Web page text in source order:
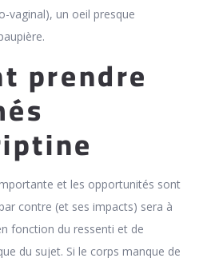
vaginal), un oeil presque
prendre
et les opportunités sont
contre (et ses impacts) sera à
fonction du ressenti et de
du sujet. Si le corps manque de